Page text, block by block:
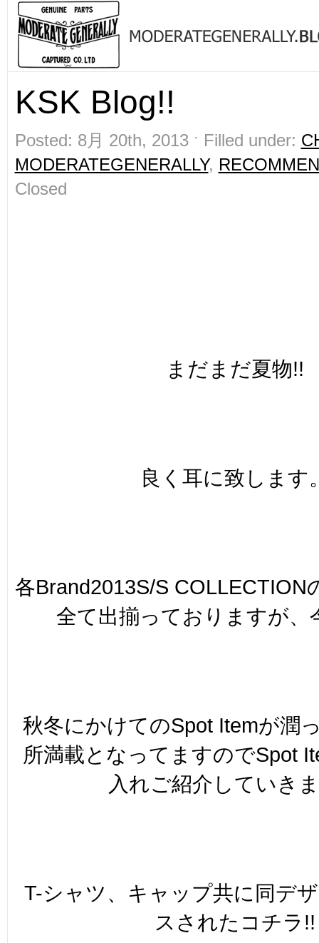
KSK Blog!!
Posted: 8月 20th, 2013 ˑ Filled under:
MODERATEGENERALLY,
Closed
まだまだ夏物!!
良く耳に致します
各Brand2013S/S COLLECTION
全て出揃っておりますが、
秋冬にかけてのSpot Itemが潤
所満載となってますのでSpot
入れご紹介していき
T-シャツ、キャップ共に同デ
スされたコチラ!!